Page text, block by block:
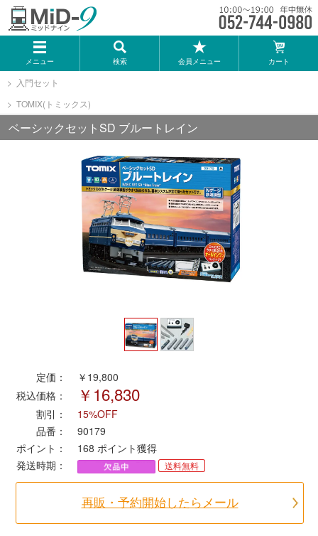
メニュー 検索 会員メニュー カート
メーカー一覧
TOMIX
KATO
トミーテック
マイクロエース
Bトレインショーティー
MODEMO(モデモ)
さんけい
トラムウェイ
入門セット
TOMIX(トミックス)
ベーシックセットSD ブルートレイン
定価：
￥19,800
税込価格：
￥16,830
割引：
15%OFF
品番：
90179
ポイント：
168 ポイント獲得
発送時期：
送料無料
再販・予約開始したらメール